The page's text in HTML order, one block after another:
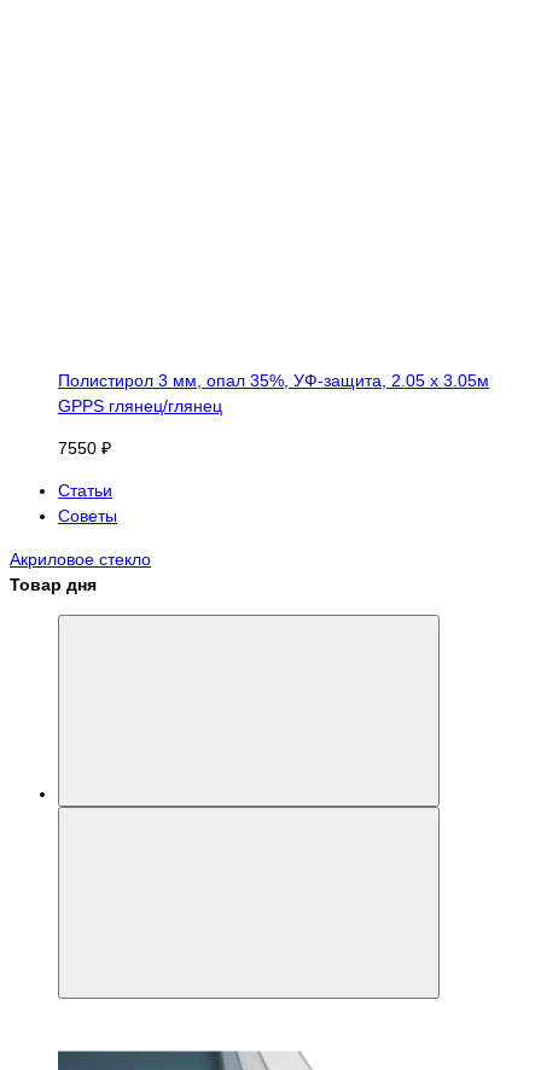
Полистирол 3 мм, опал 35%, УФ-защита, 2.05 х 3.05м
GPPS глянец/глянец
7550 ₽
Статьи
Советы
Акриловое стекло
Товар дня